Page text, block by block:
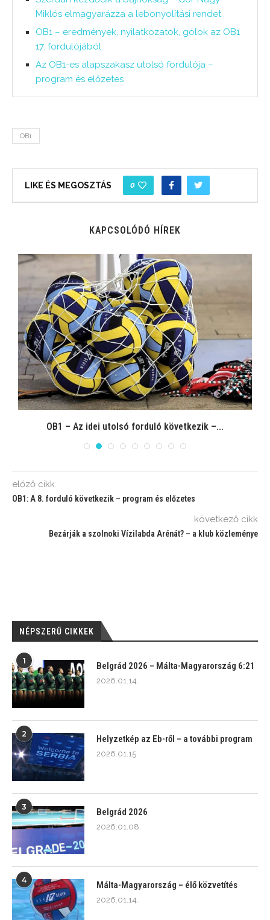
Miklós elmagyarázza a lebonyolítási rendet
OB1 – eredmények, nyilatkozatok, gólok az OB1
17. fordulójából
Az OB1-es alapszakasz utolsó fordulója –
program és előzetes
OB1
LIKE ÉS MEGOSZTÁS 0
KAPCSOLÓDÓ HÍREK
OB1 – Az idei utolsó forduló következik –...
előző cikk
OB1: A 8. forduló következik – program és előzetes
következő cikk
Bezárják a szolnoki Vízilabda Arénát? – a klub közleménye
NÉPSZERŰ CIKKEK
1
Belgrád 2026 – Málta-Magyarország 6:21
2026.01.14.
2
Helyzetkép az Eb-ről – a további program
2026.01.15.
3
Belgrád 2026
2026.01.08.
4
Málta-Magyarország – élő közvetítés
2026.01.14.